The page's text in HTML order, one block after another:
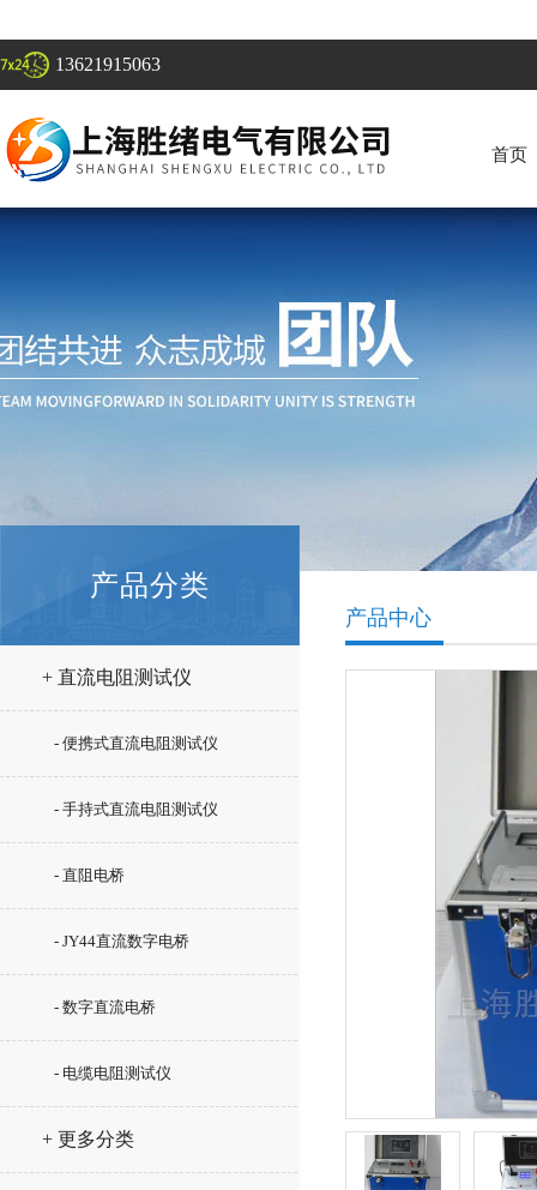
13621915063
首页
产品分类
+ 直流电阻测试仪
- 便携式直流电阻测试仪
- 手持式直流电阻测试仪
- 直阻电桥
- JY44直流数字电桥
- 数字直流电桥
- 电缆电阻测试仪
+ 更多分类
产品中心